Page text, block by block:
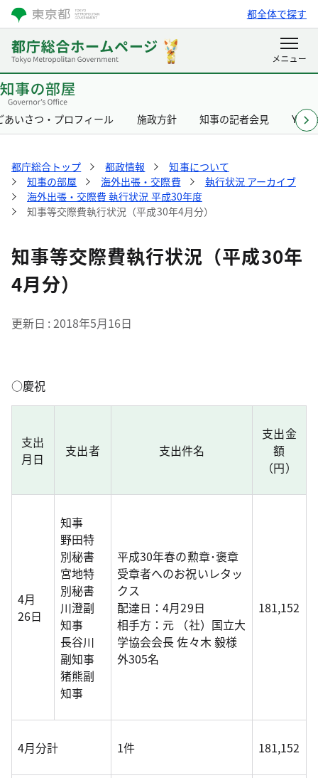
都全体で探す
あいさつ・プロフィール 施政方針 知事の記者会見
都庁総合トップ 都政情報
知事について
知事の部屋
海外出張・交際費
執行状況 アーカイブ
海外出張・交際費 執行状況 平成30年度
知事等交際費執行状況（平成30年4月分）
知事等交際費執行状況（平成30年
4月分）
更新日 2018年5月16日
○慶祝
支出
月日
支出者 支出件名
支出金
額
（円）
4月
26日
知事
野田特
別秘書
宮地特
別秘書
川澄副
知事
長谷川
副知事
猪熊副
知事
平成30年春の勲章･褒章
受章者へのお祝いレタッ
クス
配達日：4月29日
相手方：元 （社）国立大
学協会会長 佐々木 毅様
外305名
181,152
4月分計 1件 181,152